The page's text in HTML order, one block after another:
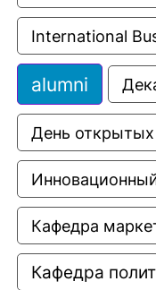
International
alumni
День
Кафедра
Кафедра